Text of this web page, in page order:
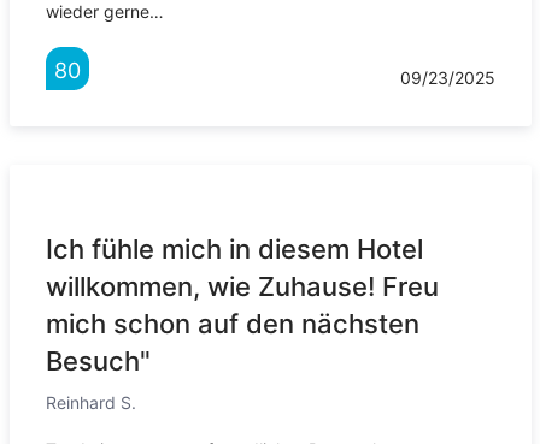
wieder gerne…
80 09/23/2025
Ich fühle mich in diesem Hotel
willkommen, wie Zuhause! Freu
mich schon auf den nächsten
Besuch"
Reinhard S.